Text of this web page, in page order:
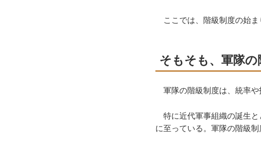
ここでは、階級制度の始
そもそも、軍隊
軍隊の階級制度は、統率や
特に近代軍事組織の誕生と
に至っている。軍隊の階級